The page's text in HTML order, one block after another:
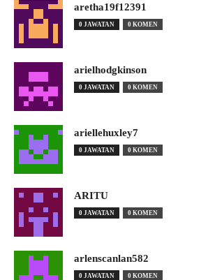
aretha19f12391
0 JAWATAN 0 KOMEN
arielhodgkinson
0 JAWATAN 0 KOMEN
ariellehuxley7
0 JAWATAN 0 KOMEN
ARITU
0 JAWATAN 0 KOMEN
arlenscanlan582
0 JAWATAN 0 KOMEN